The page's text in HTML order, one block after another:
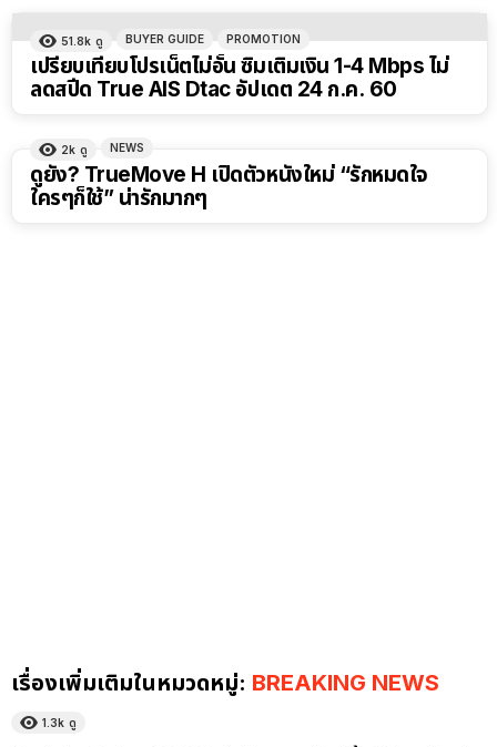
51.8k ดู BUYER GUIDE PROMOTION
เปรียบเทียบโปรเน็ตไม่อั้น ซิมเติมเงิน 1-4 Mbps ไม่
ลดสปีด True AIS Dtac อัปเดต 24 ก.ค. 60
2k ดู NEWS
ดูยัง? TrueMove H เปิดตัวหนังใหม่ “รักหมดใจ
ใครๆก็ใช้” น่ารักมากๆ
เรื่องเพิ่มเติมในหมวดหมู่: BREAKING NEWS
1.3k ดู